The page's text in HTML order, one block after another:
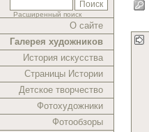
Расширенный поиск
О сайте
Галерея художников
История искусства
Страницы Истории
Детское творчество
Фотохудожники
Фотообзоры